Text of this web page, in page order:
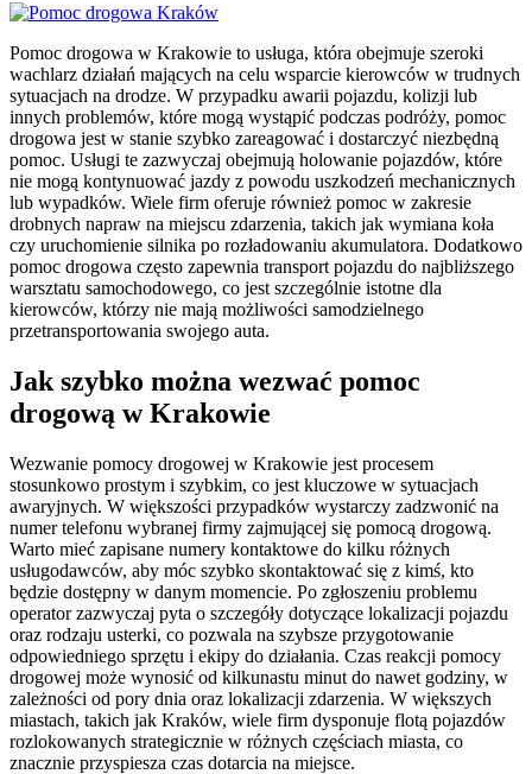
Pomoc drogowa w Krakowie to usługa, która obejmuje szeroki
wachlarz działań mających na celu wsparcie kierowców w trudnych
sytuacjach na drodze. W przypadku awarii pojazdu, kolizji lub
innych problemów, które mogą wystąpić podczas podróży, pomoc
drogowa jest w stanie szybko zareagować i dostarczyć niezbędną
pomoc. Usługi te zazwyczaj obejmują holowanie pojazdów, które
nie mogą kontynuować jazdy z powodu uszkodzeń mechanicznych
lub wypadków. Wiele firm oferuje również pomoc w zakresie
drobnych napraw na miejscu zdarzenia, takich jak wymiana koła
czy uruchomienie silnika po rozładowaniu akumulatora. Dodatkowo
pomoc drogowa często zapewnia transport pojazdu do najbliższego
warsztatu samochodowego, co jest szczególnie istotne dla
kierowców, którzy nie mają możliwości samodzielnego
przetransportowania swojego auta.
Jak szybko można wezwać pomoc
drogową w Krakowie
Wezwanie pomocy drogowej w Krakowie jest procesem
stosunkowo prostym i szybkim, co jest kluczowe w sytuacjach
awaryjnych. W większości przypadków wystarczy zadzwonić na
numer telefonu wybranej firmy zajmującej się pomocą drogową.
Warto mieć zapisane numery kontaktowe do kilku różnych
usługodawców, aby móc szybko skontaktować się z kimś, kto
będzie dostępny w danym momencie. Po zgłoszeniu problemu
operator zazwyczaj pyta o szczegóły dotyczące lokalizacji pojazdu
oraz rodzaju usterki, co pozwala na szybsze przygotowanie
odpowiedniego sprzętu i ekipy do działania. Czas reakcji pomocy
drogowej może wynosić od kilkunastu minut do nawet godziny, w
zależności od pory dnia oraz lokalizacji zdarzenia. W większych
miastach, takich jak Kraków, wiele firm dysponuje flotą pojazdów
rozlokowanych strategicznie w różnych częściach miasta, co
znacznie przyspiesza czas dotarcia na miejsce.